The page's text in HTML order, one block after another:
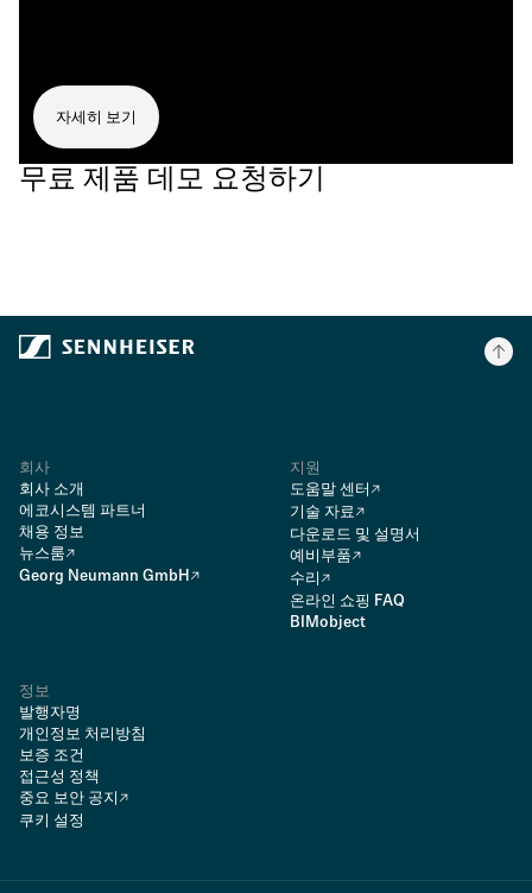
자세히 보기
무료 제품 데모 요청하기
회사
회사 소개
에코시스템 파트너
채용 정보
뉴스룸
Georg Neumann GmbH
지원
도움말 센터
기술 자료
다운로드 및 설명서
예비부품
수리
온라인 쇼핑 FAQ
BIMobject
정보
발행자명
개인정보 처리방침
보증 조건
접근성 정책
중요 보안 공지
쿠키 설정